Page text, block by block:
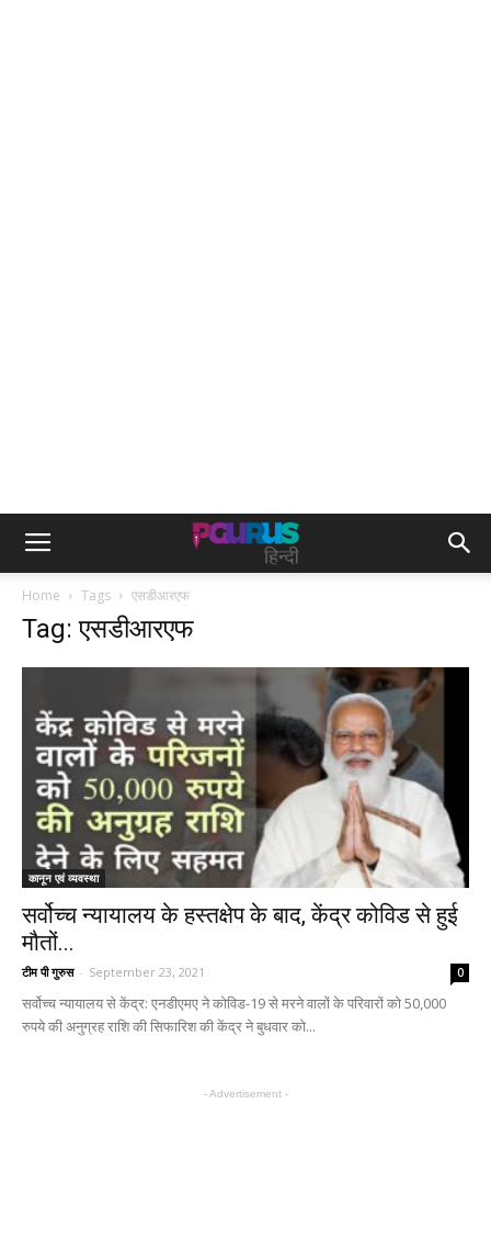
Home Tags एसडीआरएफ
Tag: एसडीआरएफ
कानून एवं व्यवस्था
सर्वोच्च न्यायालय के हस्तक्षेप के बाद, केंद्र कोविड से हुई
मौतों...
टीम पी गुरुस - September 23, 2021 0
सर्वोच्च न्यायालय से केंद्र: एनडीएमए ने कोविड-19 से मरने वालों के परिवारों को 50,000
रुपये की अनुग्रह राशि की सिफारिश की केंद्र ने बुधवार को...
- Advertisement -